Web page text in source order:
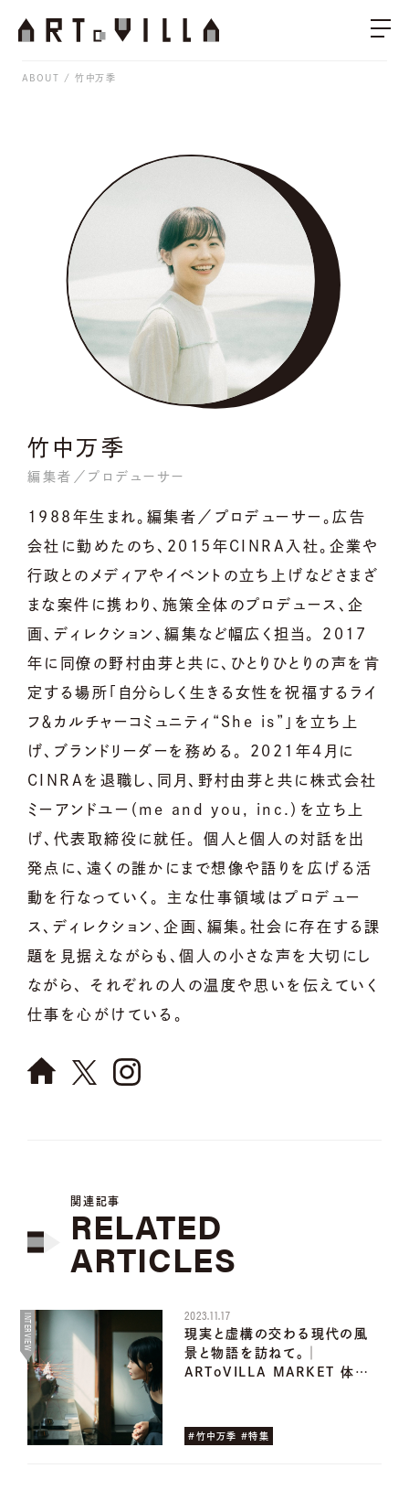
ABOUT 竹中万季
竹中万季
編集者／プロデューサー
1988年生まれ。編集者／プロデューサー。広告
会社に勤めたのち、2015年CINRA入社。企業や
行政とのメディアやイベントの立ち上げなどさまざ
まな案件に携わり、施策全体のプロデュース、企
画、ディレクション、編集など幅広く担当。 2017
年に同僚の野村由芽と共に、ひとりひとりの声を肯
定する場所「自分らしく生きる女性を祝福するライ
フ＆カルチャーコミュニティ“She is”」を立ち上
げ、ブランドリーダーを務める。 2021年4月に
CINRAを退職し、同月、野村由芽と共に株式会社
ミーアンドユー（me and you, inc.）を立ち上
げ、代表取締役に就任。 個人と個人の対話を出
発点に、遠くの誰かにまで想像や語りを広げる活
動を行なっていく。 主な仕事領域はプロデュー
ス、ディレクション、企画、編集。社会に存在する課
題を見据えながらも、個人の小さな声を大切にし
ながら、 それぞれの人の温度や思いを伝えていく
仕事を心がけている。
関連記事
RELATED
ARTICLES
INTERVIEW 2023.11.17
現実と虚構の交わる現代の風
景と物語を訪ねて。│
ARToVILLA MARKET 体…
#竹中万季 #特集